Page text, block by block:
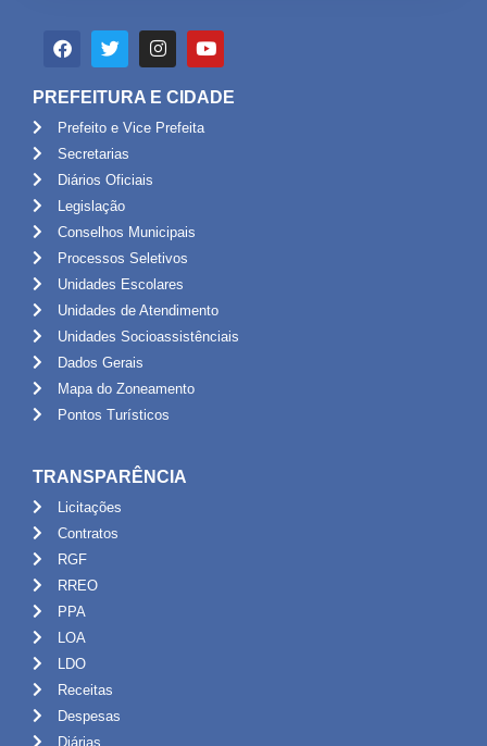
PREFEITURA E CIDADE
Prefeito e Vice Prefeita
Secretarias
Diários Oficiais
Legislação
Conselhos Municipais
Processos Seletivos
Unidades Escolares
Unidades de Atendimento
Unidades Socioassistênciais
Dados Gerais
Mapa do Zoneamento
Pontos Turísticos
TRANSPARÊNCIA
Licitações
Contratos
RGF
RREO
PPA
LOA
LDO
Receitas
Despesas
Diárias